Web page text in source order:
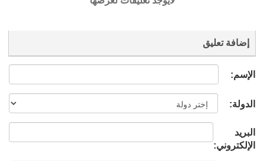
إضافة تعليق
الإسم:
الدولة:
البريد
الإلكتروني: